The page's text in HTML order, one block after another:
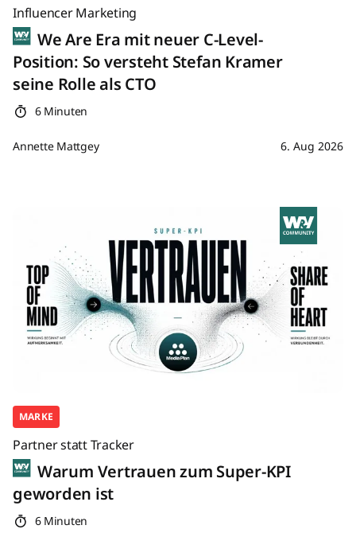
Influencer Marketing
We Are Era mit neuer C-Level-
Position: So versteht Stefan Kramer
seine Rolle als CTO
6 Minuten
Annette Mattgey 6. Aug 2026
MARKE
Partner statt Tracker
Warum Vertrauen zum Super-KPI
geworden ist
6 Minuten